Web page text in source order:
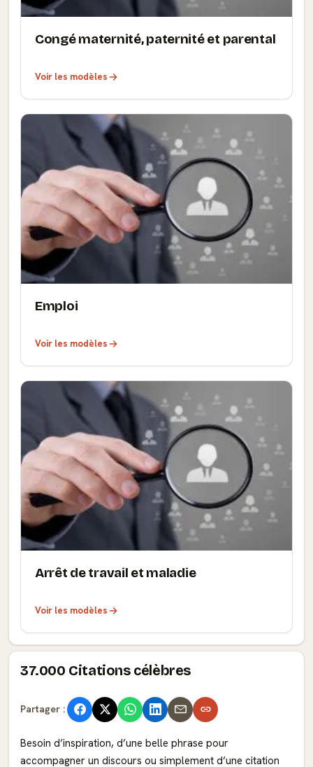
Congé maternité, paternité et parental
Voir les modèles
Emploi
Voir les modèles
Arrêt de travail et maladie
Voir les modèles
37.000 Citations célèbres
Partager :
Besoin d’inspiration, d’une belle phrase pour
accompagner un discours ou simplement d’une citation